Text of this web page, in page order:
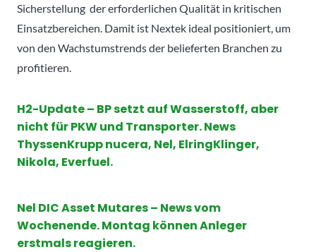
Sicherstellung der erforderlichen Qualität in kritischen
Einsatzbereichen. Damit ist Nextek ideal positioniert, um
von den Wachstumstrends der belieferten Branchen zu
profitieren.
H2-Update – BP setzt auf Wasserstoff, aber
nicht für PKW und Transporter. News
ThyssenKrupp nucera, Nel, ElringKlinger,
Nikola, Everfuel.
Nel DIC Asset Mutares – News vom
Wochenende. Montag können Anleger
erstmals reagieren.